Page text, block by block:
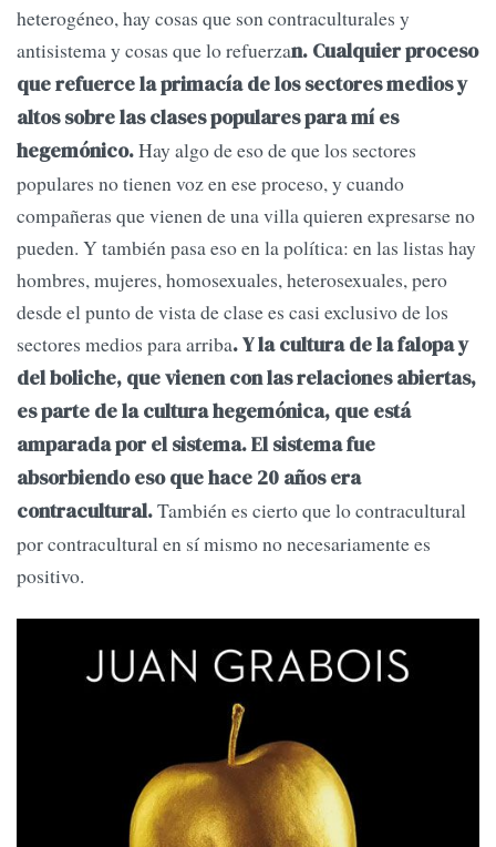
heterogéneo, hay cosas que son contraculturales y
antisistema y cosas que lo refuerzan. Cualquier proceso
que refuerce la primacía de los sectores medios y
altos sobre las clases populares para mí es
hegemónico.Hay algo de eso de que los sectores
populares no tienen voz en ese proceso, y cuando
compañeras que vienen de una villa quieren expresarse no
pueden. Y también pasa eso en la política: en las listas hay
hombres, mujeres, homosexuales, heterosexuales, pero
desde el punto de vista de clase es casi exclusivo de los
sectores medios para arriba. Y la cultura de la falopa y
del boliche, que vienen con las relaciones abiertas,
es parte de la cultura hegemónica, que está
amparada por el sistema. El sistema fue
absorbiendo eso que hace 20 años era
contracultural.También es cierto que lo contracultural
por contracultural en sí mismo no necesariamente es
positivo.